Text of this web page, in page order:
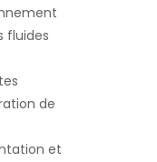
fluides
de
et